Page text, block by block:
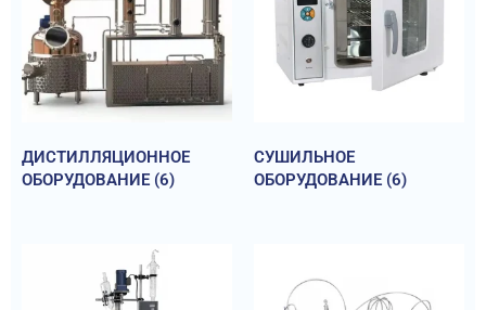
ДИСТИЛЛЯЦИОННОЕ
ОБОРУДОВАНИЕ (6)
СУШИЛЬНОЕ
ОБОРУДОВАНИЕ (6)